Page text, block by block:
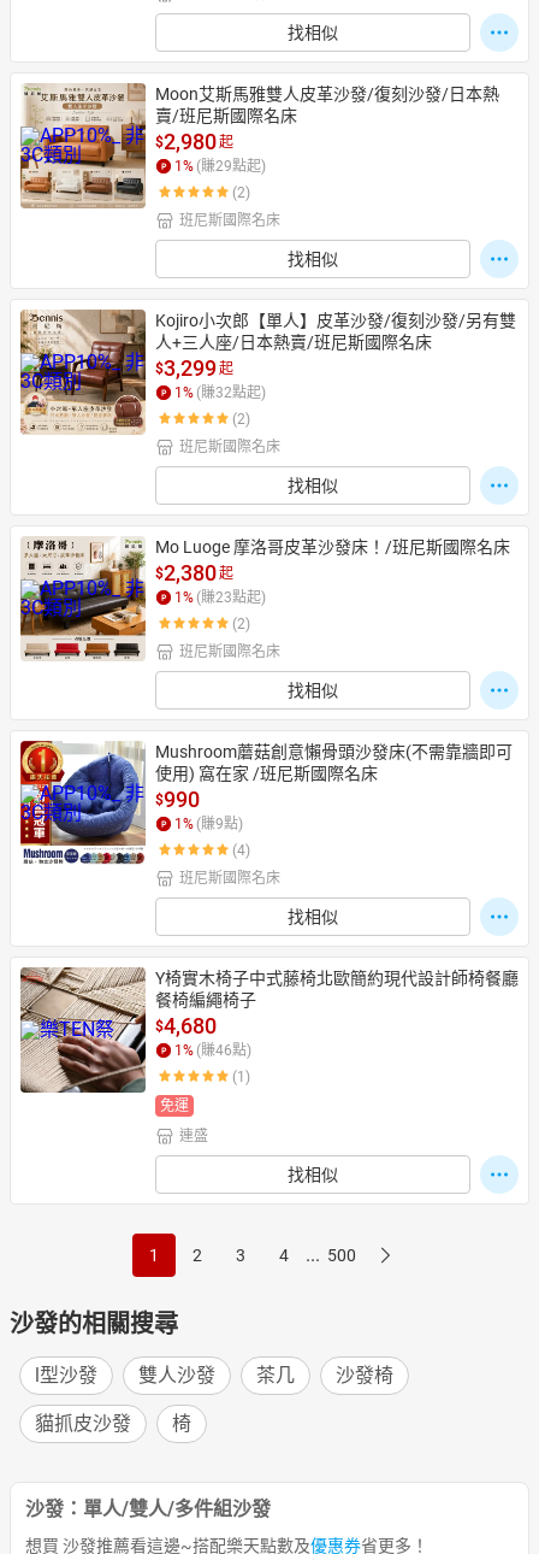
找相似
Moon艾斯馬雅雙人皮革沙發/復刻沙發/日本熱
賣/班尼斯國際名床
$2,980起
1 % (賺29點起)
(2)
班尼斯國際名床
找相似
Kojiro小次郎【單人】皮革沙發/復刻沙發/另有雙
人+三人座/日本熱賣/班尼斯國際名床
$3,299起
1 % (賺32點起)
(2)
班尼斯國際名床
找相似
Mo Luoge 摩洛哥皮革沙發床！/班尼斯國際名床
$2,380起
1 % (賺23點起)
(2)
班尼斯國際名床
找相似
Mushroom蘑菇創意懶骨頭沙發床(不需靠牆即可
使用) 窩在家 /班尼斯國際名床
$990
1 % (賺9點)
(4)
班尼斯國際名床
找相似
Y椅實木椅子中式藤椅北歐簡約現代設計師椅餐廳
餐椅編繩椅子
$4,680
1 % (賺46點)
(1)
免運
連盛
找相似
1 2 3 4 ... 500
沙發的相關搜尋
l型沙發 雙人沙發 茶几 沙發椅
貓抓皮沙發 椅
沙發：單人/雙人/多件組沙發
想買 沙發推薦看這邊~搭配樂天點數及優惠券省更多！